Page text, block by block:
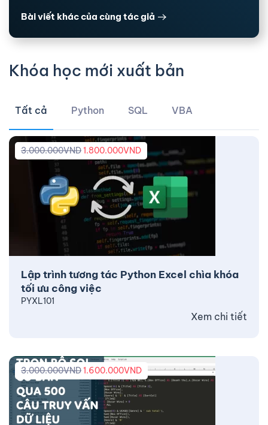
Bài viết khác của cùng tác giả
Khóa học mới xuất bản
Tất cả Python SQL VBA
Lập trình tương tác Python Excel chìa khóa
tối ưu công việc
3.000.000VND1.800.000VND
PYXL101
Xem chi tiết
3.000.000VND1.600.000VND